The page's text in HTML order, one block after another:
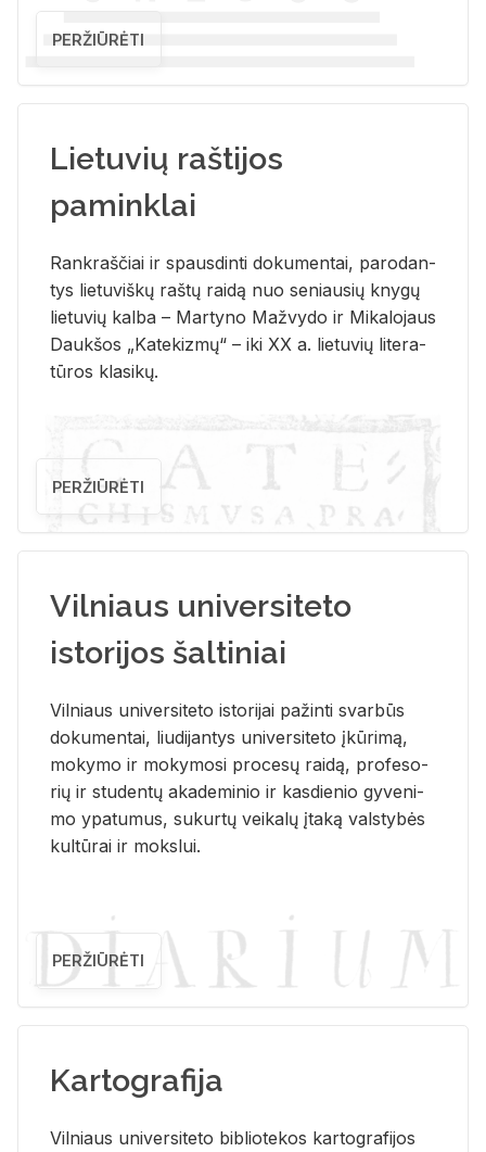
PERŽIŪRĖTI
Lietuvių raštijos
paminklai
Rank­raš­čiai ir spaus­din­ti do­ku­men­tai, pa­ro­dan­
tys lie­tu­viš­kų raš­tų rai­dą nuo se­niau­sių kny­gų
lie­tu­vių kal­ba – Mar­ty­no Ma­žvy­do ir Mi­ka­lo­jaus
Dauk­šos „Ka­te­kiz­mų“ – iki XX a. lie­tu­vių li­te­ra­
tū­ros kla­si­kų.
PERŽIŪRĖTI
Vilniaus universiteto
istorijos šaltiniai
Vil­niaus uni­ver­si­te­to is­to­ri­jai pa­žin­ti svar­būs
do­ku­men­tai, liu­di­jan­tys uni­ver­si­te­to įkū­ri­mą,
mo­ky­mo ir mo­ky­mo­si pro­ce­sų rai­dą, pro­fe­so­
rių ir stu­den­tų aka­de­mi­nio ir kas­die­nio gy­ve­ni­
mo ypa­tu­mus, su­kur­tų vei­ka­lų įta­ką vals­ty­bės
kul­tū­rai ir moks­lui.
PERŽIŪRĖTI
Kartografija
Vil­niaus uni­ver­si­te­to bi­b­lio­te­kos kar­to­gra­fi­jos